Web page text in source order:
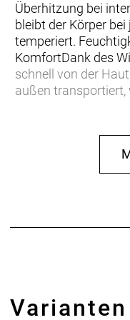
Überhitzung bei
bleibt der Körper
temperiert.
KomfortDank des
schnell von der
außen transportiert,
angerauten
robusten,
langlebig als auch
Varianten